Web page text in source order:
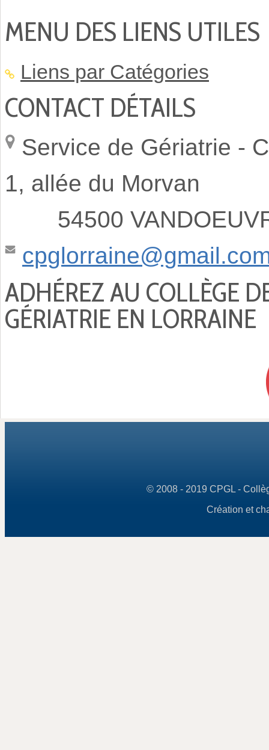
MENU DES LIENS UTILES
Liens par Catégories
CONTACT DÉTAILS
Service de Gériatrie -
1, allée du Morvan
54500
ADHÉREZ AU COLLÈGE
GÉRIATRIE EN LORRAINE
© 2008 - 2019 CPGL -
Création et